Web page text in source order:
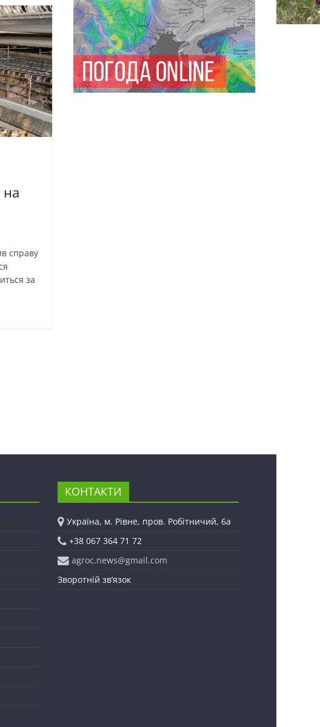
на
справу
за
КОНТАКТИ
Україна, м. Рівне, пров. Робітничий, 6а
+38 067 364 71 72
agroc.news@gmail.com
Зворотній зв’язок